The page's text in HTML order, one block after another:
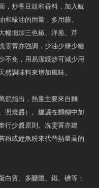
，炒香豆豉和香料，加入魷
蠔油的用量，多用蒜、
幅增加三色椒、洋葱、芹
雯菁亦強調，少油少鹽少糖
不免，用易潔鑊炒可減少用
調味料來增加風味。
侃指出，熱量主要來自麵
照燒醬）。建議在麵糊中加
行少醬原則。冼雯菁亦建
粉或鰹魚粉來代替熱量高的
白質、多醣體、鐵、碘等；